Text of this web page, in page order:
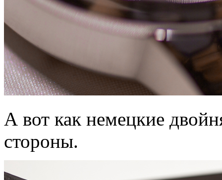
А вот как немецкие
стороны.